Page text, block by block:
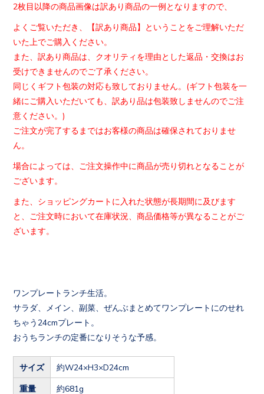
2枚目以降の商品画像は訳あり商品の一例となりますので、
よくご覧いただき、【訳あり商品】ということをご理解いただ
いた 上でご購入ください。
また、訳あり商品は、クオリティを理由とした返品・交換はお
受けできませんのでご了承ください。
同じくギフト包装の対応も致しておりません。(ギフト包装を一
緒にご購入いただいても、 訳あり品は包装致しませんのでご注
意ください。)
ご注文が完了するまではお客様の商品は確保されておりませ
ん。
場合によっては、
ご注文操作中に商品が売り切れとなることが
ございます。
また、ショッピングカートに入れた状態が長期間に及びます
と、
ご注文時において在庫状況、 商品価格等が異なることがご
ざいます。
ワンプレートランチ生活。
サラダ、メイン、副菜、ぜんぶまとめてワンプレートにのせれ
ちゃう24cmプレート。
おうちランチの定番になりそうな予感。
サイズ 約W24×H3×D24cm
重量 約681g